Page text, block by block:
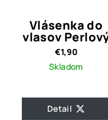
Vlásenka do
vlasov
kvet
€1,90
Skladom
Detail